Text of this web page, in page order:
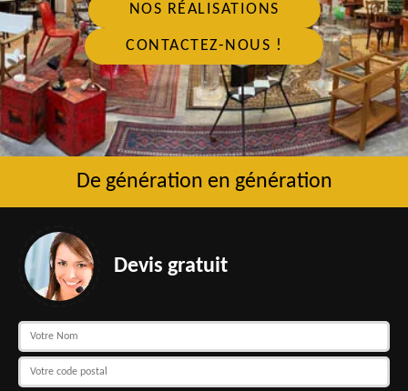
NOS RÉALISATIONS
CONTACTEZ-NOUS !
De génération en génération
Devis gratuit